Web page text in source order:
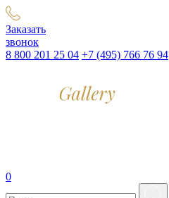
Заказать
звонок
8 800 201 25 04 +7 (495) 766 76 94
0